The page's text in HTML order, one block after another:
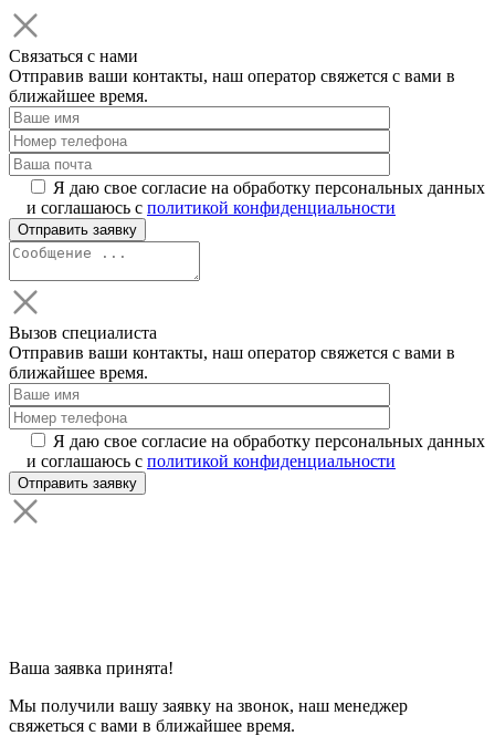
Связаться с нами
Отправив ваши контакты, наш оператор свяжется с вами в
ближайшее время.
Я даю свое согласие на обработку персональных данных
и соглашаюсь с политикой конфиденциальности
Вызов специалиста
Отправив ваши контакты, наш оператор свяжется с вами в
ближайшее время.
Я даю свое согласие на обработку персональных данных
и соглашаюсь с политикой конфиденциальности
Ваша заявка принята!
Мы получили вашу заявку на звонок, наш менеджер
свяжеться с вами в ближайшее время.